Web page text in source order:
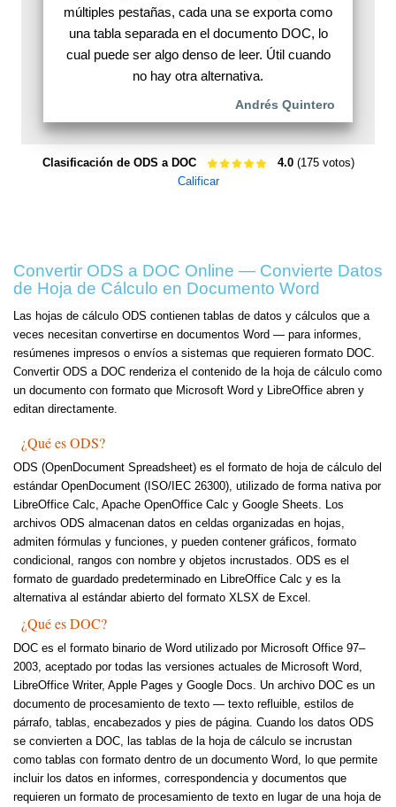
múltiples pestañas, cada una se exporta como
una tabla separada en el documento DOC, lo
cual puede ser algo denso de leer. Útil cuando
no hay otra alternativa.
Andrés Quintero
Clasificación de ODS a DOC 4.0(175 votos)
Calificar
Convertir ODS a DOC Online — Convierte Datos
de Hoja de Cálculo en Documento Word
Las hojas de cálculo ODS contienen tablas de datos y cálculos que a
veces necesitan convertirse en documentos Word — para informes,
resúmenes impresos o envíos a sistemas que requieren formato DOC.
Convertir ODS a DOC renderiza el contenido de la hoja de cálculo como
un documento con formato que Microsoft Word y LibreOffice abren y
editan directamente.
¿Qué es ODS?
ODS (OpenDocument Spreadsheet) es el formato de hoja de cálculo del
estándar OpenDocument (ISO/IEC 26300), utilizado de forma nativa por
LibreOffice Calc, Apache OpenOffice Calc y Google Sheets. Los
archivos ODS almacenan datos en celdas organizadas en hojas,
admiten fórmulas y funciones, y pueden contener gráficos, formato
condicional, rangos con nombre y objetos incrustados. ODS es el
formato de guardado predeterminado en LibreOffice Calc y es la
alternativa al estándar abierto del formato XLSX de Excel.
¿Qué es DOC?
DOC es el formato binario de Word utilizado por Microsoft Office 97–
2003, aceptado por todas las versiones actuales de Microsoft Word,
LibreOffice Writer, Apple Pages y Google Docs. Un archivo DOC es un
documento de procesamiento de texto — texto refluible, estilos de
párrafo, tablas, encabezados y pies de página. Cuando los datos ODS
se convierten a DOC, las tablas de la hoja de cálculo se incrustan
como tablas con formato dentro de un documento Word, lo que permite
incluir los datos en informes, correspondencia y documentos que
requieren un formato de procesamiento de texto en lugar de una hoja de